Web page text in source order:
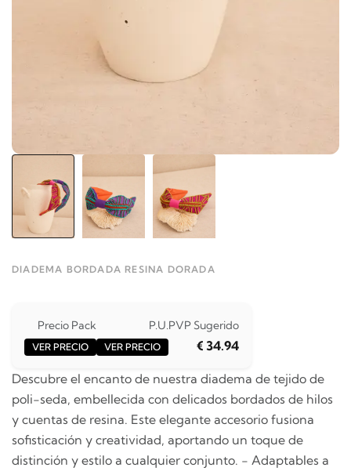
DIADEMA BORDADA RESINA DORADA
Precio Pack
VER PRECIO
P.U.
VER PRECIO
PVP Sugerido
€ 34.94
Descubre el encanto de nuestra diadema de tejido de
poli-seda, embellecida con delicados bordados de hilos
y cuentas de resina. Este elegante accesorio fusiona
sofisticación y creatividad, aportando un toque de
distinción y estilo a cualquier conjunto. - Adaptables a